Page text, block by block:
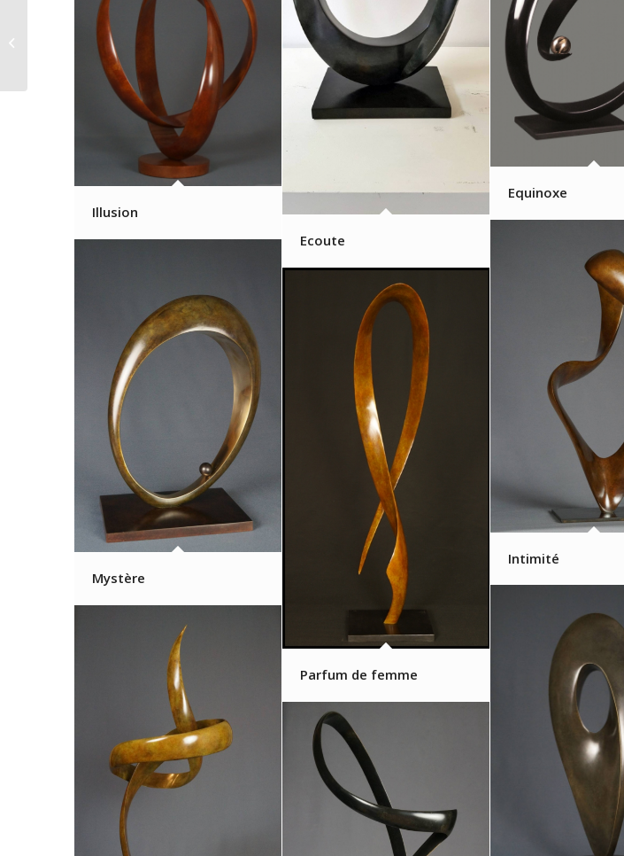
Ecoute
Equinoxe
Illusion
Intimité
Mystère
Parfum de femme
FONTDEVILLE Guy